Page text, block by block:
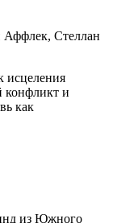
Стеллан
исцеления
конфликт и
как
из Южного